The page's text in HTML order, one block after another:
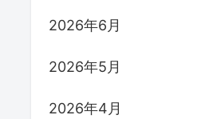
2026年6月
2026年5月
2026年4月